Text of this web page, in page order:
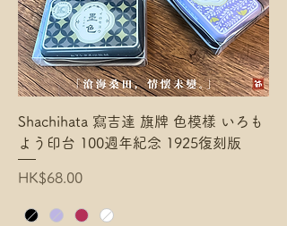
Shachihata 寫吉達 旗牌 色模樣 いろも
よう印台 100週年紀念 1925復刻版
Price
HK$68.00